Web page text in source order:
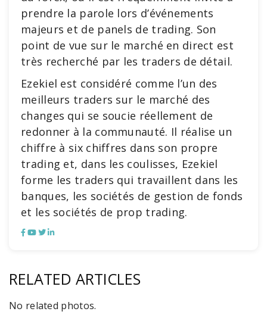
prendre la parole lors d’événements
majeurs et de panels de trading. Son
point de vue sur le marché en direct est
très recherché par les traders de détail.
Ezekiel est considéré comme l’un des
meilleurs traders sur le marché des
changes qui se soucie réellement de
redonner à la communauté. Il réalise un
chiffre à six chiffres dans son propre
trading et, dans les coulisses, Ezekiel
forme les traders qui travaillent dans les
banques, les sociétés de gestion de fonds
et les sociétés de prop trading.
RELATED ARTICLES
No related photos.